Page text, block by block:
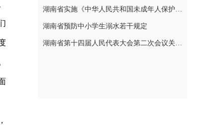
湖南省实施《中华人民共和国未成年人保护法》若干规定
湖南省预防中小学生溺水若干规定
湖南省第十四届人民代表大会第二次会议关于湖南省人民代表大会常务委员会工作报告的决议